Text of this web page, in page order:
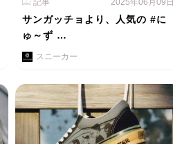
記事 2025年06月09日
サンガッチョより、人気の #に
ゅ～ず …
スニーカー